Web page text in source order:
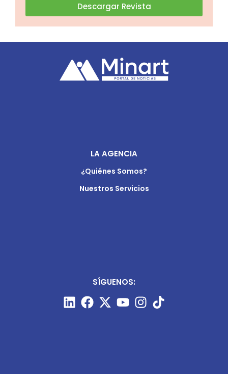
Descargar Revista
LA AGENCIA
¿Quiénes Somos?
Nuestros Servicios
SÍGUENOS: